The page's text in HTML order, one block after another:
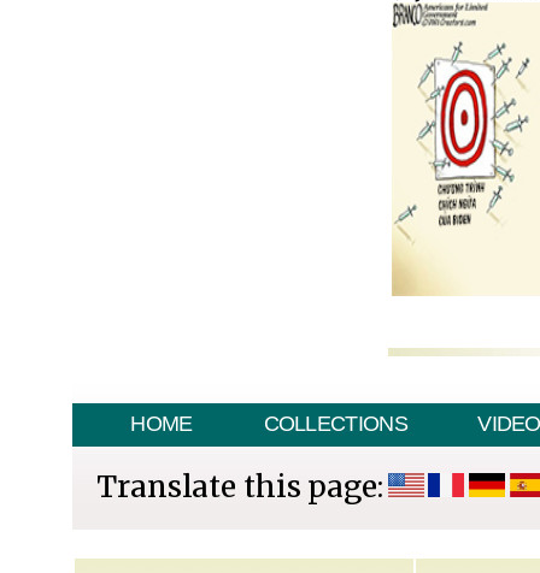
HOME COLLECTIONS VIDEO
Translate this page: